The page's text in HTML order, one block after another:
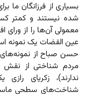
بسیاری از فرزانگان ما
شده نیستند و کمتر
معمولی آن‌ها را از ورای
عین القضات یک نمونه
حسن صباح از
مردم شناختی از نقش
ندارند)، زکریای
شناخت‌های سطحی